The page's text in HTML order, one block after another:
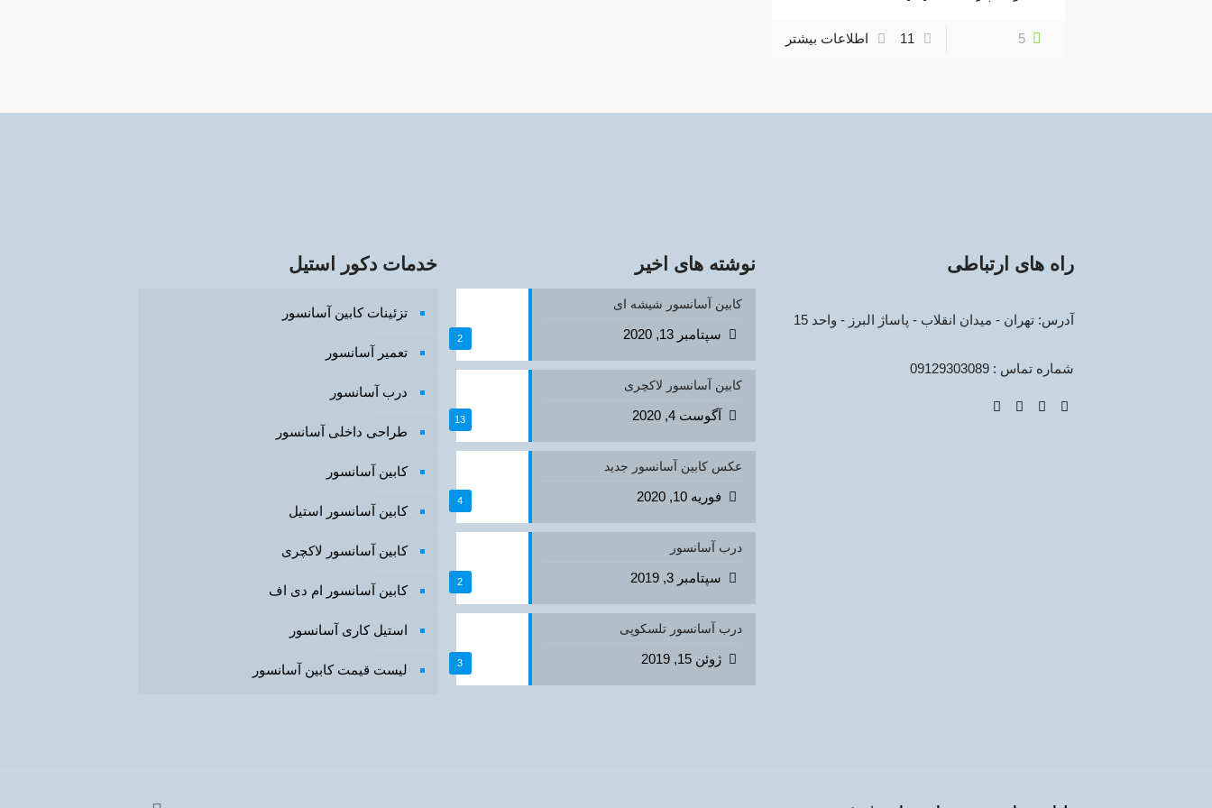
5
11 اطلاعات بیشتر
راه های ارتباطی
آدرس: تهران - میدان انقلاب - پاساژ البرز - واحد 15
شماره تماس : 09129303089
نوشته های اخیر
2
کابین آسانسور شیشه ای
سپتامبر 13, 2020
13
کابین آسانسور لاکچری
آگوست 4, 2020
4
عکس کابین آسانسور جدید
فوریه 10, 2020
2
درب آسانسور
سپتامبر 3, 2019
3
درب آسانسور تلسکوپی
ژوئن 15, 2019
خدمات دکور استیل
تزئینات کابین آسانسور
تعمیر آسانسور
درب آسانسور
طراحی داخلی آسانسور
کابین آسانسور
کابین آسانسور استیل
کابین آسانسور لاکچری
کابین آسانسور ام دی اف
استیل کاری آسانسور
لیست قیمت کابین آسانسور